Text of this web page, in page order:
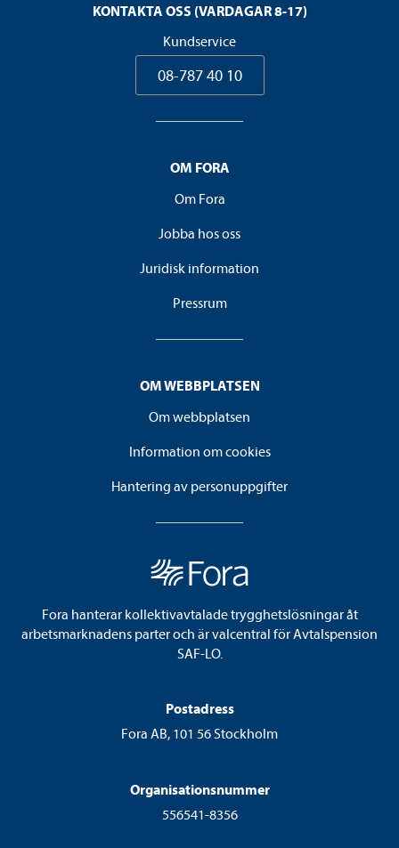
KONTAKTA OSS (VARDAGAR 8-17)
Kundservice
08-787 40 10
OM FORA
Om Fora
Jobba hos oss
Juridisk information
Pressrum
OM WEBBPLATSEN
Om webbplatsen
Information om cookies
Hantering av personuppgifter
Fora hanterar kollektivavtalade trygghetslösningar åt
arbetsmarknadens parter och är valcentral för Avtalspension
SAF-LO.
Postadress
Fora AB, 101 56 Stockholm
Organisationsnummer
556541-8356